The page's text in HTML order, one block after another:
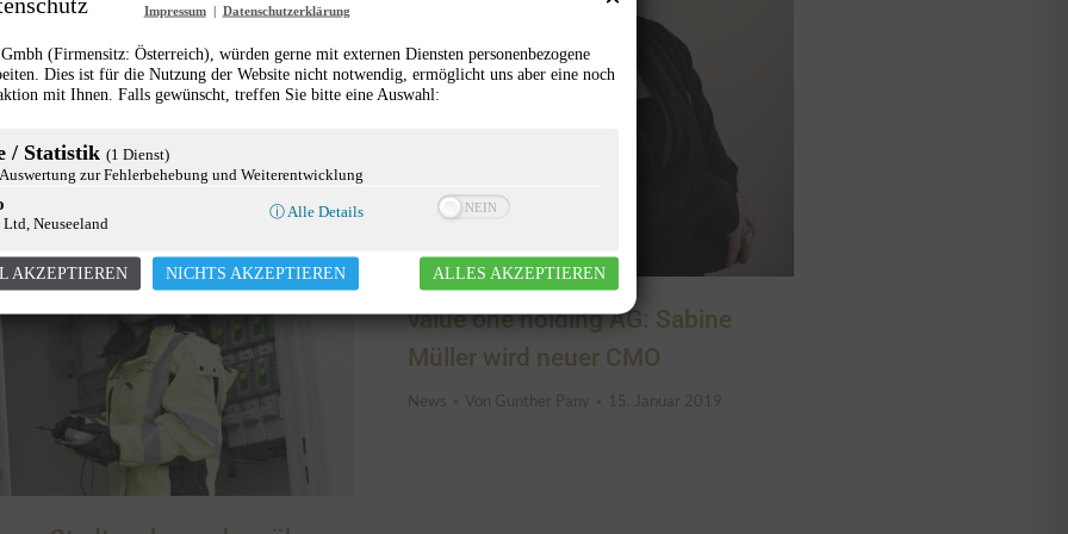
Kuess wird Managing
von Darwin’s Circle
VonGunther Pany
value one holding AG: Sabine
Müller wird neuer CMO
News Von Gunther Pany 15. Januar 2019
Impressum | Datenschutzerklärung
(Firmensitz: Österreich), würden gerne mit externen Diensten personenbezogene
Dies ist für die Nutzung der Website nicht notwendig, ermöglicht uns aber eine noch
mit Ihnen. Falls gewünscht, treffen Sie bitte eine Auswahl:
/ Statistik (1 Dienst)
zur Fehlerbehebung und Weiterentwicklung
Neuseeland
ⓘ Alle Details
AKZEPTIEREN NICHTS AKZEPTIEREN ALLES AKZEPTIEREN